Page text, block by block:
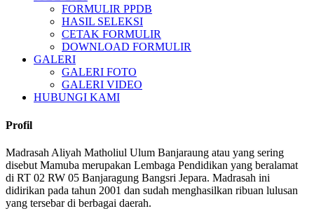
FORMULIR PPDB
HASIL SELEKSI
CETAK FORMULIR
DOWNLOAD FORMULIR
GALERI
GALERI FOTO
GALERI VIDEO
HUBUNGI KAMI
Profil
Madrasah Aliyah Matholiul Ulum Banjaraung atau yang sering
disebut Mamuba merupakan Lembaga Pendidikan yang beralamat
di RT 02 RW 05 Banjaragung Bangsri Jepara. Madrasah ini
didirikan pada tahun 2001 dan sudah menghasilkan ribuan lulusan
yang tersebar di berbagai daerah.